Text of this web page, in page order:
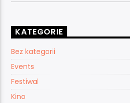
KATEGORIE
Bez kategorii
Events
Festiwal
Kino